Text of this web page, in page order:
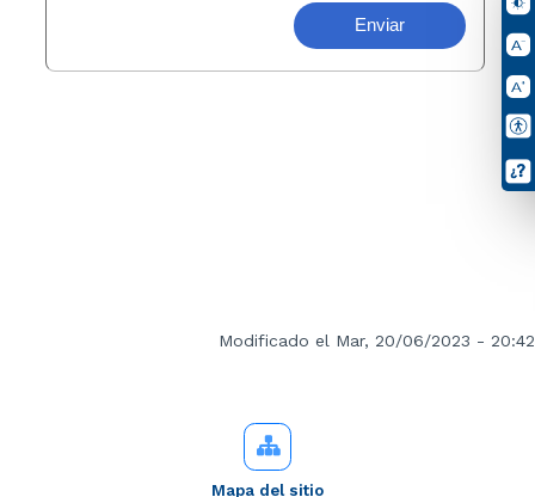
Modificado el Mar, 20/06/2023 - 20:42
Mapa del sitio